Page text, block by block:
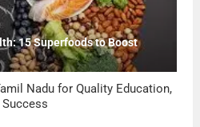
15 Superfoods to Boost
Nadu for Quality Education,